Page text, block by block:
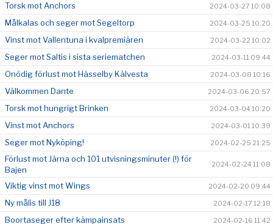
Torsk mot Anchors 2024-03-27 10:08
Målkalas och seger mot Segeltorp 2024-03-25 10:20
Vinst mot Vallentuna i kvalpremiären 2024-03-22 10:02
Seger mot Saltis i sista seriematchen 2024-03-11 09:44
Onödig förlust mot Hässelby Kälvesta 2024-03-08 10:16
Välkommen Dante 2024-03-06 20:57
Torsk mot hungrigt Brinken 2024-03-04 10:20
Vinst mot Anchors 2024-03-01 10:39
Seger mot Nyköping! 2024-02-25 21:25
Förlust mot Järna och 101 utvisningsminuter (!) för
Bajen
2024-02-24 11:08
Viktig vinst mot Wings 2024-02-20 09:44
Ny målis till J18 2024-02-17 12:18
Boortaseger efter kämpainsats 2024-02-16 11:42